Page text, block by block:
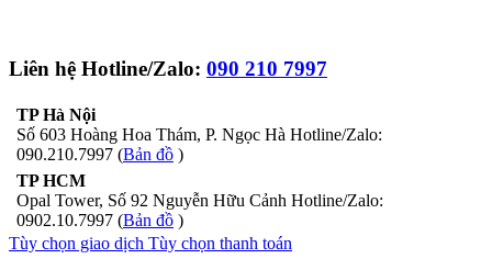
Liên hệ Hotline/Zalo: 090 210 7997
TP Hà Nội
Số 603 Hoàng Hoa Thám, P. Ngọc Hà Hotline/Zalo:
090.210.7997 (Bản đồ )
TP HCM
Opal Tower, Số 92 Nguyễn Hữu Cảnh Hotline/Zalo:
0902.10.7997 (Bản đồ )
Tùy chọn giao dịch Tùy chọn thanh toán